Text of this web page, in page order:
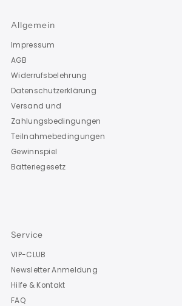
Allgemein
Impressum
AGB
Widerrufsbelehrung
Datenschutzerklärung
Versand und
Zahlungsbedingungen
Teilnahmebedingungen
Gewinnspiel
Batteriegesetz
Service
VIP-CLUB
Newsletter Anmeldung
Hilfe & Kontakt
FAQ